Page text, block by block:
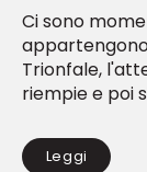
Ci sono
Trionfale,
riempie e poi
Leggi